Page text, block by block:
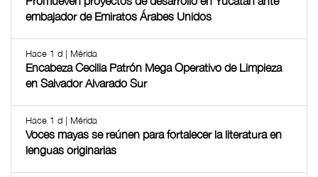
embajador de Emiratos Árabes Unidos
Hace 1 d | Mérida
Encabeza Cecilia Patrón Mega Operativo de Limpieza
en Salvador Alvarado Sur
Hace 1 d | Mérida
Voces mayas se reúnen para fortalecer la literatura en
lenguas originarias